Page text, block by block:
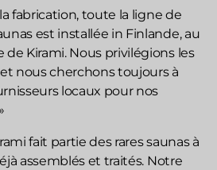
fabrication, toute la ligne de
est installée in Finlande, au
de Kirami. Nous privilégions les
nous cherchons toujours à
locaux pour nos
fait partie des rares saunas à
assemblés et traités. Notre